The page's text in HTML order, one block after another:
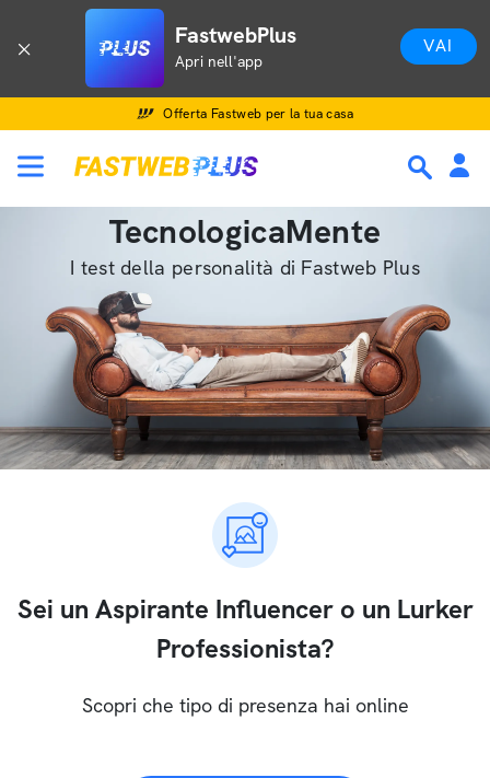
FastwebPlus
Apri nell'app
VAI
Offerta Fastweb per la tua casa
TecnologicaMente
I test della personalità di Fastweb Plus
Sei un Aspirante Influencer o un Lurker
Professionista?
Scopri che tipo di presenza hai online